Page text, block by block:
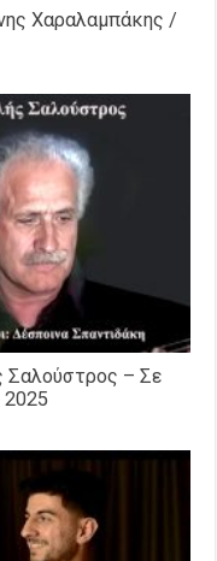
Χαραλαμπάκης /
Σαλούστρος – Σε
2025